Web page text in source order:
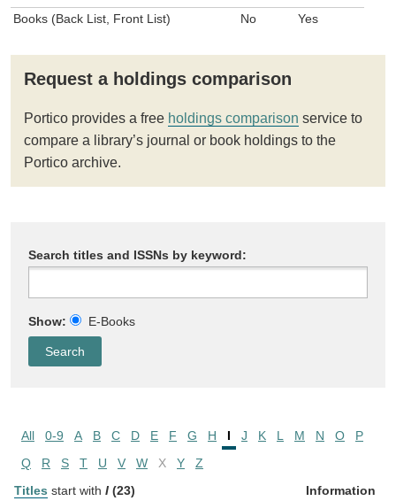
Books (Back List, Front List) No Yes
Request a holdings comparison
Portico provides a free holdings comparison service to
compare a library’s journal or book holdings to the
Portico archive.
Search titles and ISSNs by keyword:
Show: E-Books
All 0-9 A B C D E F G H I J K L M N O
P
Q
R S T U V W X Y
Z
Titles start with I (23) Information